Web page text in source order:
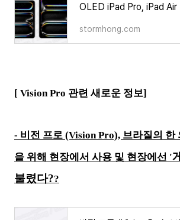
stormhong.com
[ Vision Pro 관련 새로운 정보]
- 비전 프로 (Vision Pro), 브라질의 한
을 위해 현장에서 사용 및 현장에선 '
불렸다??